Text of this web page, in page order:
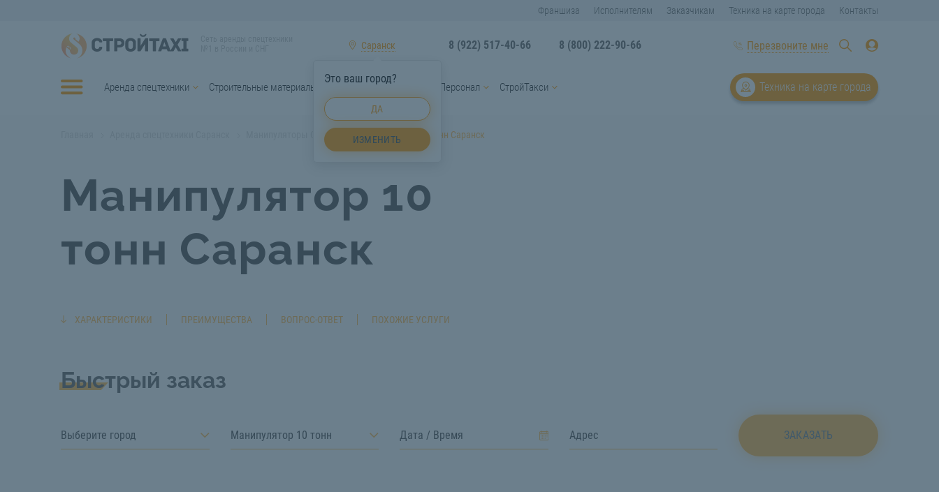
Франшиза Исполнителям Заказчикам Техника на карте города Контакты
Саранск
Это ваш город?
ДА
ИЗМЕНИТЬ
8 (922) 517-40-66 8 (800) 222-90-66 Перезвоните мне
Аренда спецтехники Строительные материалы Услуги спецтехники Персонал СтройТакси Техника на карте города
Манипуляторы Саранск Манипулятор 10 тонн Саранск
Манипулятор 10
тонн Саранск
ХАРАКТЕРИСТИКИ ПРЕИМУЩЕСТВА ВОПРОС-ОТВЕТ ПОХОЖИЕ УСЛУГИ
Быстрый заказ
Выберите город Манипулятор 10 тонн ЗАКАЗАТЬ